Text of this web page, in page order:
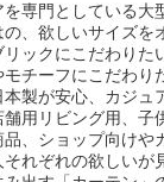
専門としている大
、欲しいサイズを
ックにこだわりた
チーフにこだわり
製が安心、カジュ
用リビング用、子
、ショップ向けや
れぞれの欲しいが